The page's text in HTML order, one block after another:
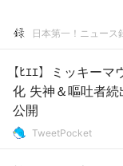
日本第一！ニュース
【ﾋｴｴ】ミッキー
化 失神＆嘔吐者
公開
TweetPocket